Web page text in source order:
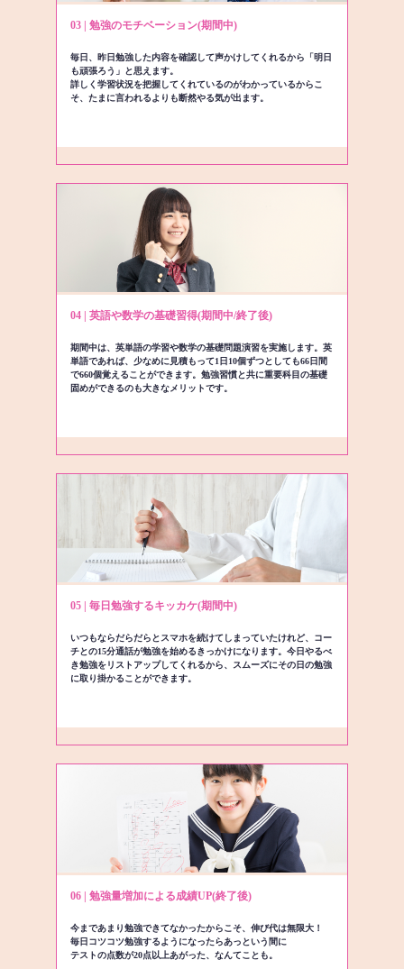
03 | 勉強のモチベーション(期間中)
毎日、昨日勉強した内容を確認して声かけしてくれるから「明日
も頑張ろう」と思えます。
詳しく学習状況を把握してくれているのがわかっているからこ
そ、たまに言われるよりも断然やる気が出ます。
04 | 英語や数学の基礎習得(期間中/終了後)
期間中は、英単語の学習や数学の基礎問題演習を実施します。英
単語であれば、少なめに見積もって1日10個ずつとしても66日間
で660個覚えることができます。勉強習慣と共に重要科目の基礎
固めができるのも大きなメリットです。
05 | 毎日勉強するキッカケ(期間中)
いつもならだらだらとスマホを続けてしまっていたけれど、コー
チとの15分通話が勉強を始めるきっかけになります。今日やるべ
き勉強をリストアップしてくれるから、スムーズにその日の勉強
に取り掛かることができます。
06 | 勉強量増加による成績UP(終了後)
今まであまり勉強できてなかったからこそ、伸び代は無限大！
毎日コツコツ勉強するようになったらあっという間に
テストの点数が20点以上あがった、なんてことも。